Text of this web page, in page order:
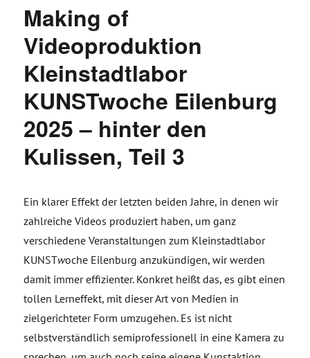
Making of
Videoproduktion
Kleinstadtlabor
KUNSTwoche Eilenburg
2025 – hinter den
Kulissen, Teil 3
Ein klarer Effekt der letzten beiden Jahre, in denen wir
zahlreiche Videos produziert haben, um ganz
verschiedene Veranstaltungen zum Kleinstadtlabor
KUNSTwoche Eilenburg anzukündigen, wir werden
damit immer effizienter. Konkret heißt das, es gibt einen
tollen Lerneffekt, mit dieser Art von Medien in
zielgerichteter Form umzugehen. Es ist nicht
selbstverständlich semiprofessionell in eine Kamera zu